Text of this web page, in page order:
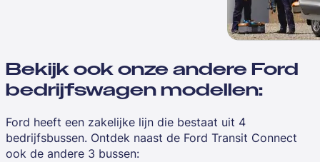
Bekijk ook onze andere Ford
bedrijfswagen modellen:
Ford heeft een zakelijke lijn die bestaat uit 4
bedrijfsbussen. Ontdek naast de Ford Transit Connect
ook de andere 3 bussen: